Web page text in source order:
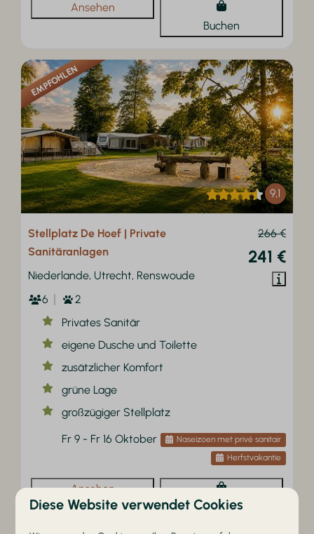
Ansehen
Buchen
EMPFOHLEN
9,1
266 €
241 €
Stellplatz De Hoef | Private
Sanitäranlagen
Niederlande, Utrecht, Renswoude
6
2
Privates Sanitär
eigene Dusche und Toilette
zusätzlicher Komfort
grüne Lage
großzügiger Stellplatz
Fr 9 - Fr 16 Oktober
Naseizoen met privé sanitair
Herfstvakantie
Ansehen
Buchen
Diese Website verwendet Cookies